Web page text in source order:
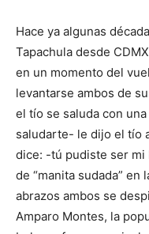
Hace ya algunas
Tapachula desde
en un momento del
levantarse ambos de
el tío se saluda con
saludarte- le dijo el tío
dice: -tú pudiste ser mi
de “manita sudada”
abrazos ambos se
Amparo Montes, la